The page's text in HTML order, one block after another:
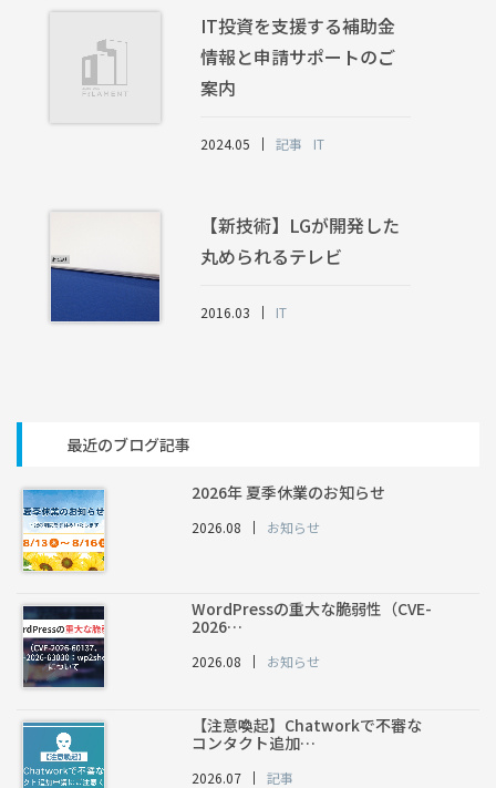
IT投資を支援する補助金
情報と申請サポートのご
案内
2024.05 記事 IT
【新技術】LGが開発した
丸められるテレビ
2016.03 IT
最近のブログ記事
2026年 夏季休業のお知らせ
2026.08 お知らせ
WordPressの重大な脆弱性（CVE-
2026…
2026.08 お知らせ
【注意喚起】Chatworkで不審な
コンタクト追加…
2026.07 記事